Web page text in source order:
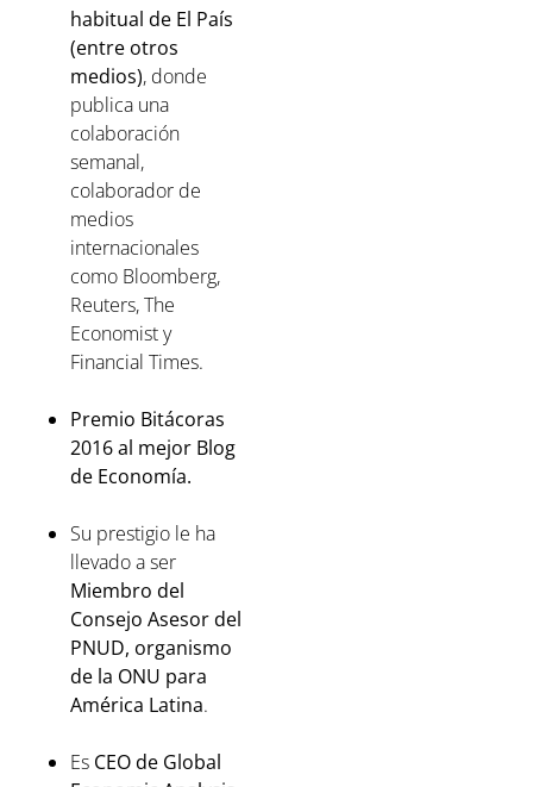
habitual de El País
(entre otros
medios), donde
publica una
colaboración
semanal,
colaborador de
medios
internacionales
como Bloomberg,
Reuters, The
Economist y
Financial Times.⁣
Premio Bitácoras
2016 al mejor Blog
de Economía⁣.
Su prestigio le ha
llevado a ser
Miembro del
Consejo Asesor del
PNUD, organismo
de la ONU para
América Latina.⁣
Es CEO de Global